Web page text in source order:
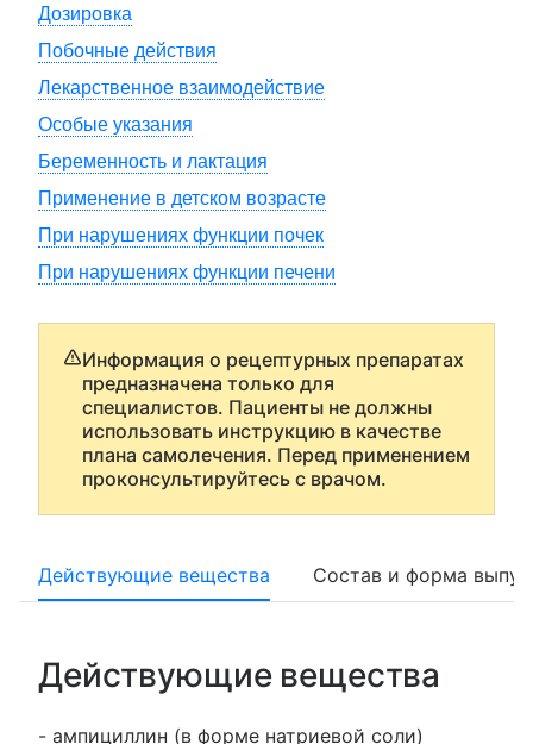
Дозировка
Побочные действия
Лекарственное взаимодействие
Особые указания
Беременность и лактация
Применение в детском возрасте
При нарушениях функции почек
При нарушениях функции печени
Информация о рецептурных препаратах
предназначена только для
специалистов. Пациенты не должны
использовать инструкцию в качестве
плана самолечения. Перед применением
проконсультируйтесь с врачом.
Действующие вещества Состав и форма
Действующие вещества
- ампициллин (в форме натриевой соли)